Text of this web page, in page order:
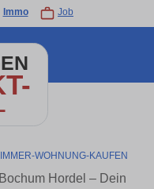
Immo Job
WOHNUNG-KAUFEN
Hordel – Dein